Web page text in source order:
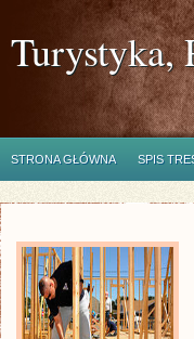
Turystyka,
STRONA GŁÓWNA SPIS